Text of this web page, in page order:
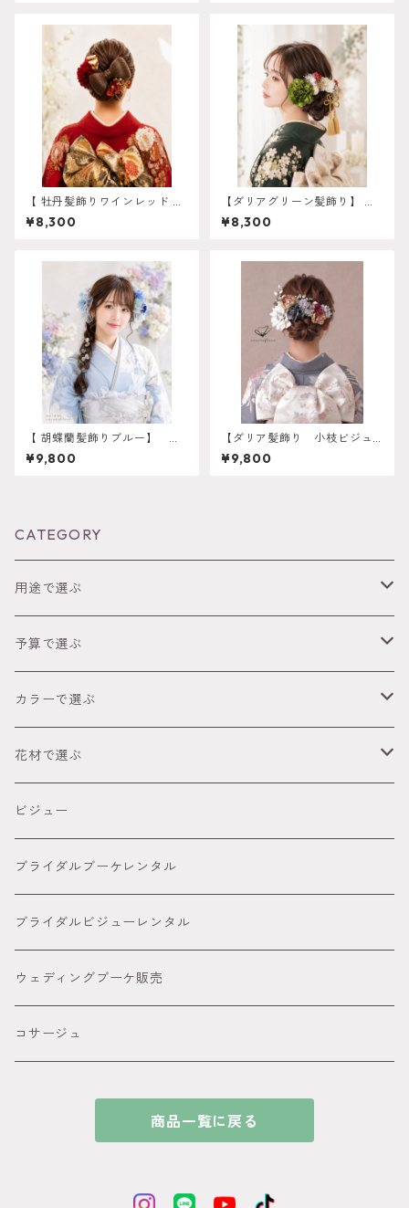
【 牡丹髪飾りワインレッド 】
成人式 卒業式 振袖 袴 結婚
式 オーダーメイド対応】成人
¥8,300
【ダリアグリーン髪飾り】 振
袖 成人式 k-0057
¥8,300
【 胡蝶蘭髪飾りブルー】 成
人式 卒業式 振袖 袴 結婚式 オ
ーダーメイド対応】成人式 卒
¥9,800
【ダリア髪飾り 小枝ビジュ
ーあり】卒業式 袴 振
袖 成人式 白無垢 色打
¥9,800
CATEGORY
用途で選ぶ
成人式
卒業式（袴）
ウェディング
オーダーメイド髪飾り
予算で選ぶ
～2,999円
3,000円～4,999円
5,000円～８８００円
８８００円～
カラーで選ぶ
● レッド
● ピンク
● グリーン
● イエロー
● オレンジ
● パープル
花材で選ぶ
胡蝶蘭髪飾り
カサブランカ 百合髪飾り
ダリア
ピンポンマム髪飾り
アメリカンフラワー髪飾り
ビジュー
ブライダルブーケレンタル
ブライダルビジューレンタル
ウェディングブーケ販売
コサージュ
商品一覧に戻る